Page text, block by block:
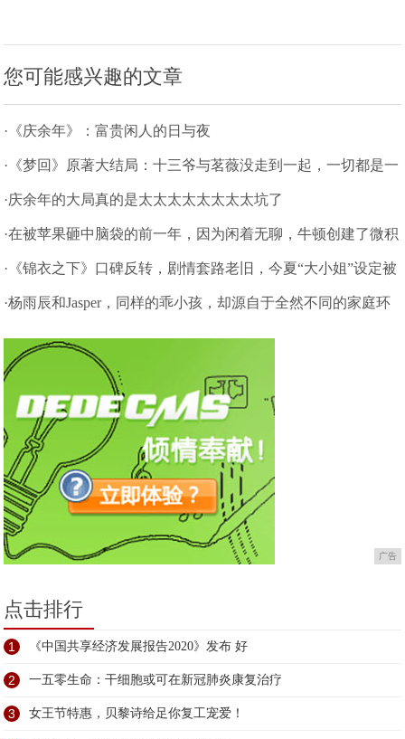
您可能感兴趣的文章
·《庆余年》：富贵闲人的日与夜
·《梦回》原著大结局：十三爷与茗薇没走到一起，一切都是一
场梦
·庆余年的大局真的是太太太太太太太太坑了
·在被苹果砸中脑袋的前一年，因为闲着无聊，牛顿创建了微积
分理论
·《锦衣之下》口碑反转，剧情套路老旧，今夏“大小姐”设定被
吐槽
·杨雨辰和Jasper，同样的乖小孩，却源自于全然不同的家庭环
境
广告
点击排行
1 《中国共享经济发展报告2020》发布 好
2 一五零生命：干细胞或可在新冠肺炎康复治疗
3 女王节特惠，贝黎诗给足你复工宠爱！